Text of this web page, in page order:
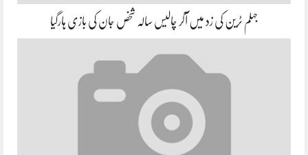
جہلم ٹرین کی زد میں آکر چالیس سالہ شخص جان کی بازی ہارگیا